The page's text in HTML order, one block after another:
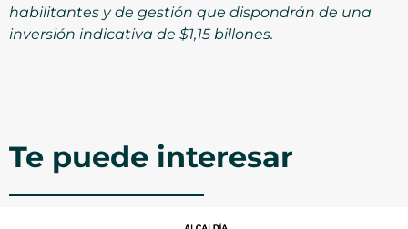
habilitantes y de gestión que dispondrán de una
inversión indicativa de $1,15 billones.
Te puede interesar